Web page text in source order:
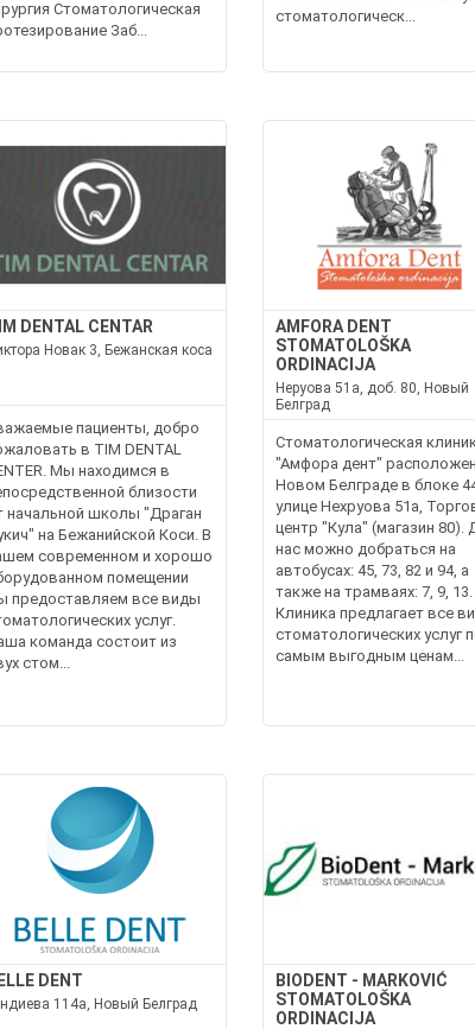
Стоматологическая
Заб...
стоматологическ...
DENTAL CENTAR
Новак 3, Бежанская коса
пациенты, добро
в TIM DENTAL
Мы находимся в
близости
начальной школы "Драган
на Бежанийской Коси. В
современном и хорошо
помещении
предоставляем все виды
услуг.
команда состоит из
стом...
AMFORA DENT
STOMATOLOŠKA
ORDINACIJA
Неруова 51а, доб. 80, Новый
Белград
Стоматологическая
"Амфора дент"
Новом Белграде в блоке
улице Нехруова 51а,
центр "Кула" (магазин 80).
нас можно добраться на
автобусах: 45, 73, 82 и 94, а
также на трамваях: 7, 9, 13.
Клиника предлагает все
стоматологических услуг
самым выгодным ценам...
DENT
114a, Новый Белград
BIODENT - MARKOVIĆ
STOMATOLOŠKA
ORDINACIJA